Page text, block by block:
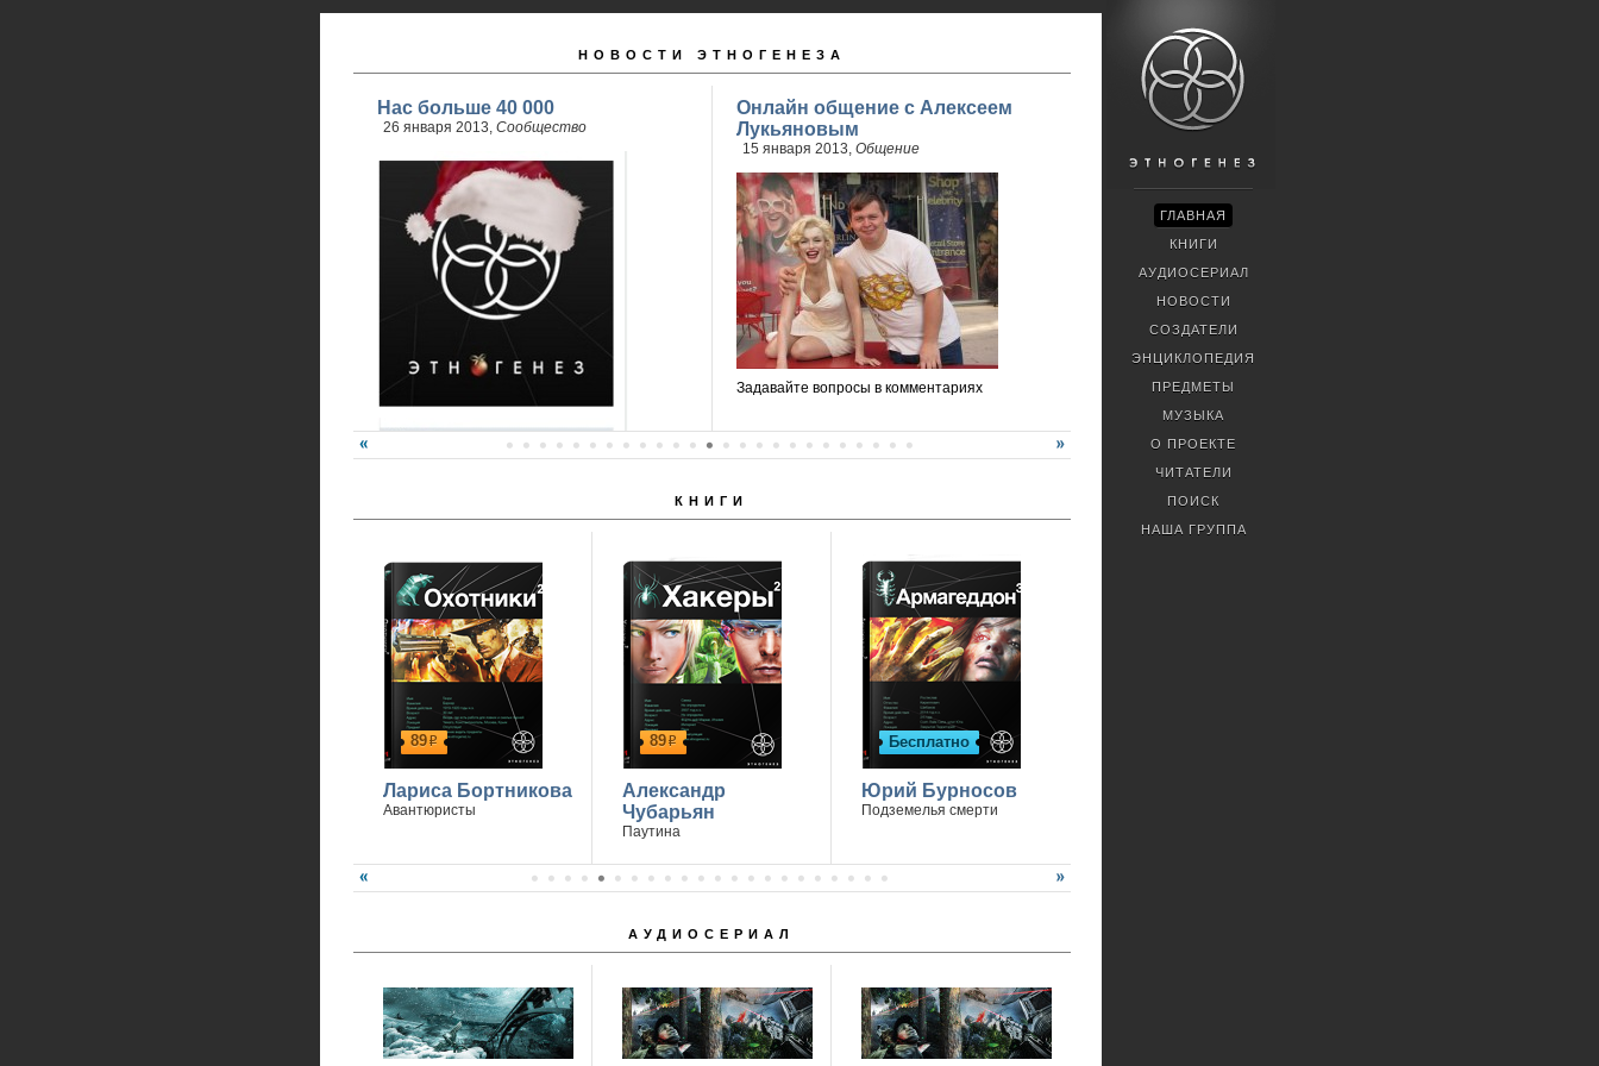
НОВОСТИ ЭТНОГЕНЕЗА
Нас больше 40 000
26 января 2013, Сообщество
Спасибо, что вы с нами.
Онлайн общение с Алексеем
Лукьяновым
15 января 2013, Общение
Задавайте вопросы в комментариях
КНИГИ
89р
Лариса Бортникова
Авантюристы
89р
Александр
Чубарьян
Паутина
Бесплатно
Юрий Бурносов
Подземелья смерти
АУДИОСЕРИАЛ
ГЛАВНАЯ
КНИГИ
АУДИОСЕРИАЛ
НОВОСТИ
СОЗДАТЕЛИ
ЭНЦИКЛОПЕДИЯ
ПРЕДМЕТЫ
МУЗЫКА
О ПРОЕКТЕ
ЧИТАТЕЛИ
ПОИСК
НАША ГРУППА